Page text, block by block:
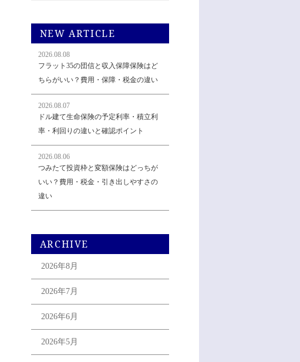
NEW ARTICLE
2026.08.08
フラット35の団信と収入保障保険はど
ちらがいい？費用・保障・税金の違い
2026.08.07
ドル建て生命保険の予定利率・積立利
率・利回りの違いと確認ポイント
2026.08.06
つみたて投資枠と変額保険はどっちが
いい？費用・税金・引き出しやすさの
違い
ARCHIVE
2026年8月
2026年7月
2026年6月
2026年5月